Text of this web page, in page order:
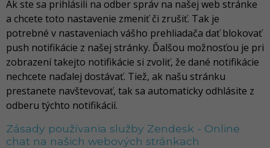
Ak ste sa prihlásili na odber správ na našej web stránke
a chcete toto nastavenie zmeniť či zrušiť. Tak je
potrebné v nastaveniach vášho prehliadača dať blokovať
push notifikácie z našej stránky. Ďalšou možnosťou je pri
zobrazení takejto notifikácie si zvoliť, že dané notifikácie
nechcete naďalej dostávať. Tiež, ak našu stránku
prestanete navštevovať, tak sa automaticky odhlásite z
odberu týchto notifikácií.
Zásady používania služby Zendesk - Online
chat na našich webových stránkach